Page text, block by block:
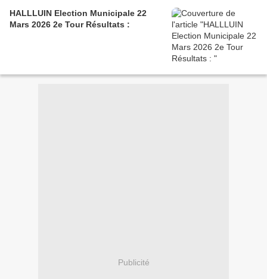
HALLLUIN Election Municipale 22
Mars 2026 2e Tour Résultats :
Publicité